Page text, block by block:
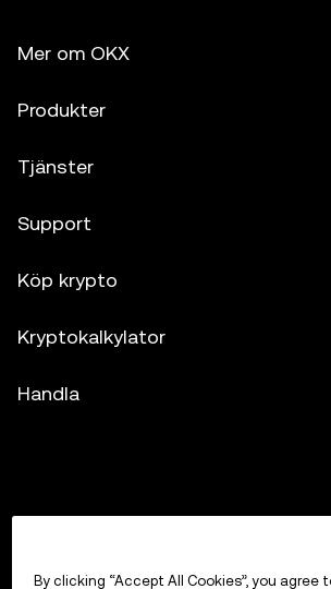
Mer om OKX
Produkter
Tjänster
Support
Köp krypto
Kryptokalkylator
Handla
By clicking “Accept All Cookies”, you